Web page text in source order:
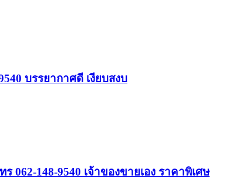
บรรยากาศดี เงียบสงบ
148-9540 เจ้าของขายเอง ราคาพิเศษ